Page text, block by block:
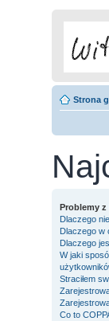
Strona
Problemy
Dlaczego
Dlaczego w
Dlaczego
W jaki
Straciłem
Co to